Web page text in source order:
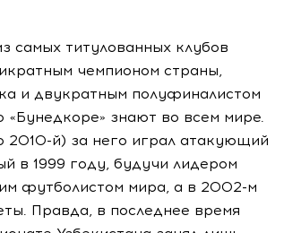
самых титулованных клубов
чемпионом страны,
и двукратным полуфиналистом
знают во всем мире.
2010-й) за него играл атакующий
в 1999 году, будучи лидером
футболистом мира, а в 2002-м
Правда, в последнее время